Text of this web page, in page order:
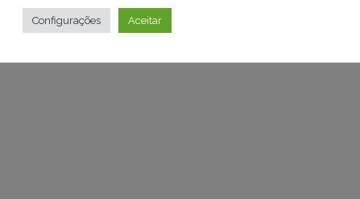
Configurações Aceitar